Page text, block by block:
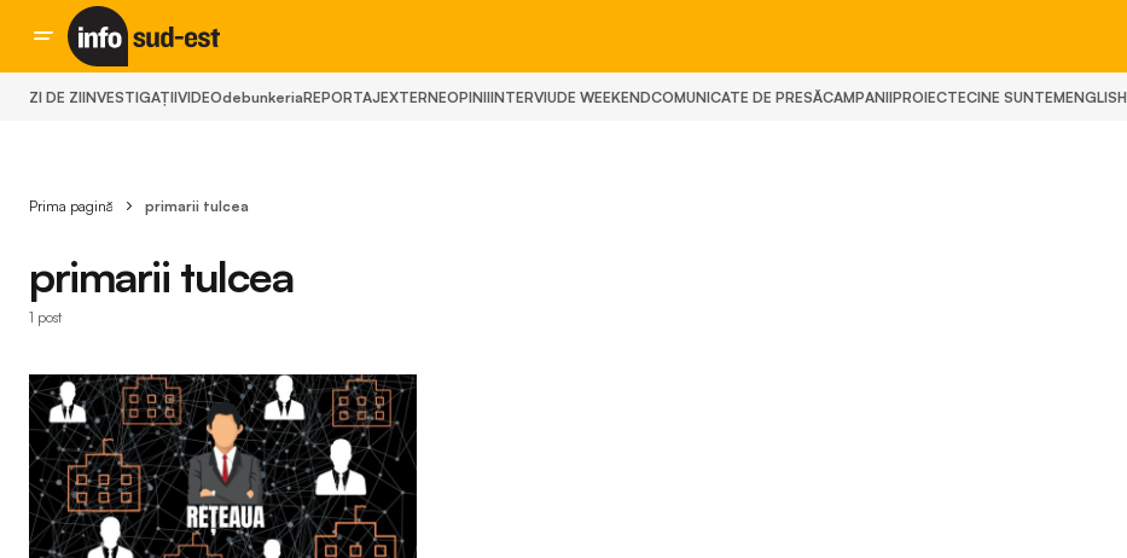
ZI DE ZIINVESTIGAȚIIVIDEOdebunkeriaREPORTAJEXTERNEOPINIIINTERVIUDE WEEKENDCOMUNICATE DE PRESĂCAMPANIIPROIECTECINE SUNTEMENGLISH
Prima pagină primarii tulcea
primarii tulcea
1 post